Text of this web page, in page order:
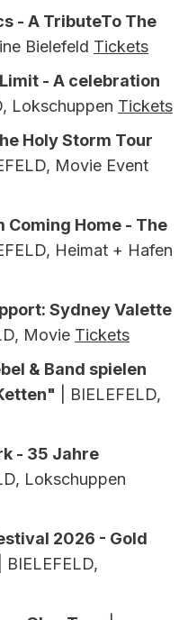
- A TributeTo The
Bielefeld Tickets
- A celebration
Lokschuppen Tickets
Holy Storm Tour
Movie Event
Coming Home - The
Heimat + Hafen
Sydney Valette
Movie Tickets
& Band spielen
| BIELEFELD,
- 35 Jahre
Lokschuppen
2026 - Gold
| BIELEFELD,